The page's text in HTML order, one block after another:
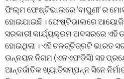
ଫିଲ୍ମ ଫେଷ୍ଟିଭାଲରେ ‘ବାଘୁଣୀ’ ର
ହୋଇଯାଇଛି । ଫେଷ୍ଟିଭାଲରେ
ସରକାରୀ କାର୍ଯ୍ୟକ୍ରମ ଅବସରରେ ଏହି
ହୋଇଥିଲା । ଏହି ଚଳଚ୍ଚିତ୍ରଟି ଭାରତ
ଉନ୍ନୟନ ନିଗମ (ଏନଏଫଡିସି) ସହ
ଆନ୍ତର୍ଜାତିକ ଖ୍ୟାତିସମ୍ପନ୍ନ ସିନେ